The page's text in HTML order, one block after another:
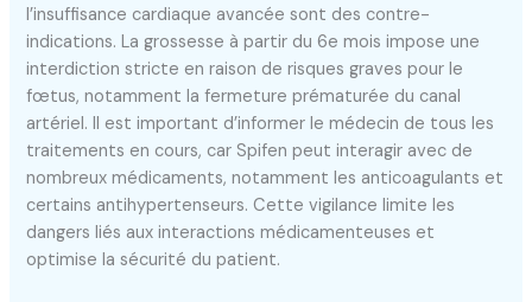
l’insuffisance cardiaque avancée sont des contre-
indications. La grossesse à partir du 6e mois impose une
interdiction stricte en raison de risques graves pour le
fœtus, notamment la fermeture prématurée du canal
artériel. Il est important d’informer le médecin de tous les
traitements en cours, car Spifen peut interagir avec de
nombreux médicaments, notamment les anticoagulants et
certains antihypertenseurs. Cette vigilance limite les
dangers liés aux interactions médicamenteuses et
optimise la sécurité du patient.